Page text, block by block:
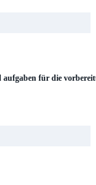
für die